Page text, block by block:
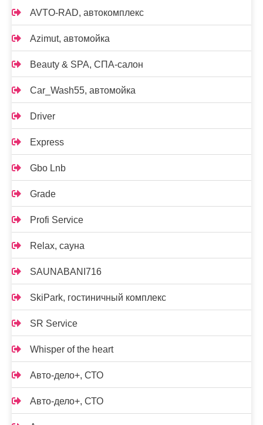
AVTO-RAD, автокомплекс
Azimut, автомойка
Beauty & SPA, СПА-салон
Car_Wash55, автомойка
Driver
Express
Gbo Lnb
Grade
Profi Service
Relax, сауна
SAUNABANI716
SkiPark, гостиничный комплекс
SR Service
Whisper of the heart
Авто-дело+, СТО
Авто-дело+, СТО